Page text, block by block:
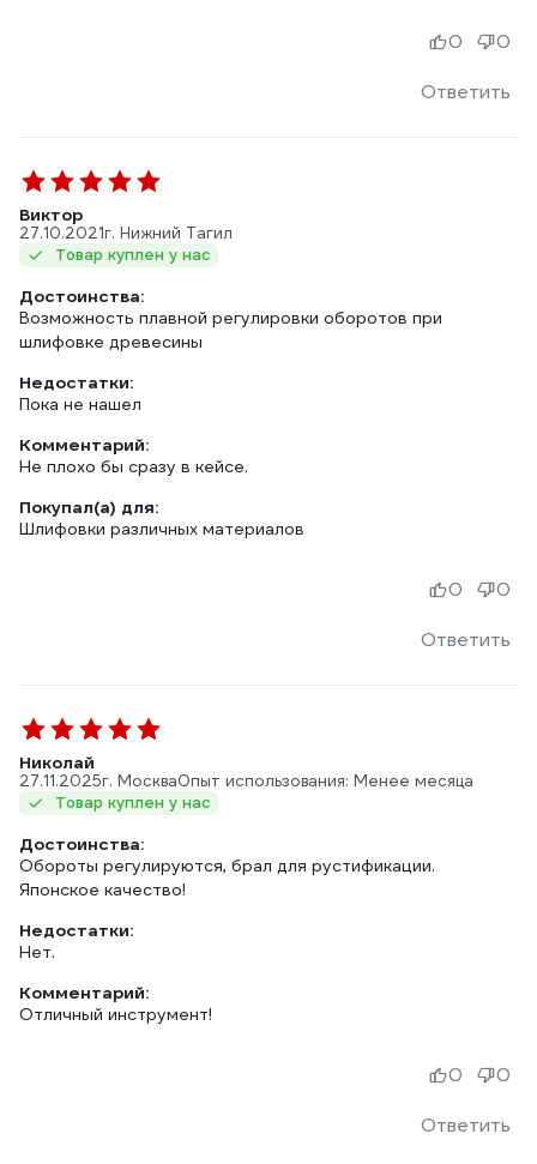
Ответить
0 0
Виктор
27.10.2021г. Нижний Тагил
Товар куплен у нас
Достоинства:
Возможность плавной регулировки оборотов при
шлифовке древесины
Недостатки:
Пока не нашел
Комментарий:
Не плохо бы сразу в кейсе.
Покупал(а) для:
Шлифовки различных материалов
Ответить
0 0
Николай
27.11.2025г. МоскваОпыт использования: Менее месяца
Товар куплен у нас
Достоинства:
Обороты регулируются, брал для рустификации.
Японское качество!
Недостатки:
Нет.
Комментарий:
Отличный инструмент!
Ответить
0 0